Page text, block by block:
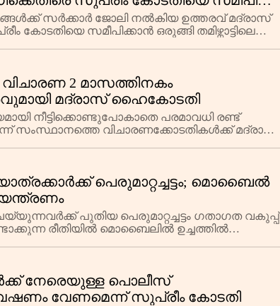
സർക്കാർ ജോലി നൽകിയ ഉത്തരവ് മദ്രാസ്
കോടതിയെ സമീപിക്കാൻ ഒരുങ്ങി തമിഴ്നാട്ടിലെ
2 മാസത്തിനകം
മദ്രാസ് ഹൈകോടതി
നീട്ടിക്കൊണ്ടുപോകാതെ പരമാവധി രണ്ട്
സംസ്ഥാനത്തെ വിചാരണക്കോടതികൾക്ക് മദ്രാസ്
പെരുമാറ്റച്ചട്ടം; മൊബൈൽ
പുതിയ പെരുമാറ്റച്ചട്ടം ഗതാഗത വകുപ്പ്
രീതിയിൽ മൊബൈലിൽ ഉച്ചത്തിൽ
നേരെയുള്ള പൊലീസ്
വേണമെന്ന് സുപ്രീം കോടതി